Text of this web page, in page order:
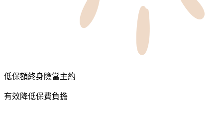
低保額終身險當主約
有效降低保費負擔